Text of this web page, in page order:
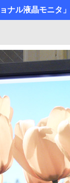
ナル液晶モニタ」